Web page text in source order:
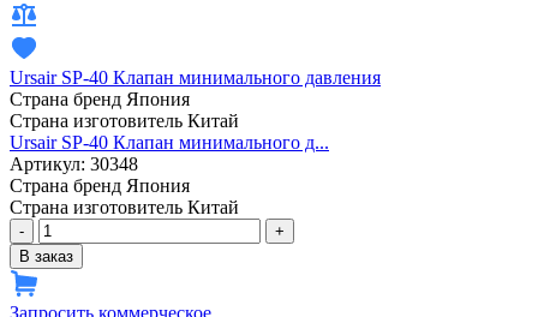
Ursair SP-40 Клапан минимального давления
Страна бренд Япония
Страна изготовитель Китай
Ursair SP-40 Клапан минимального д...
Артикул: 30348
Страна бренд Япония
Страна изготовитель Китай
-
+
В заказ
Запросить коммерческое